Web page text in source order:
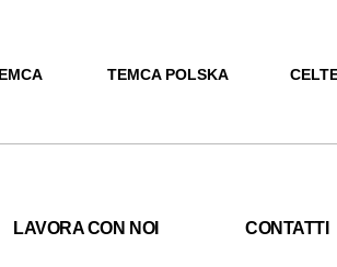
TEMCA POLSKA
LAVORA CON NOI CONTATTI